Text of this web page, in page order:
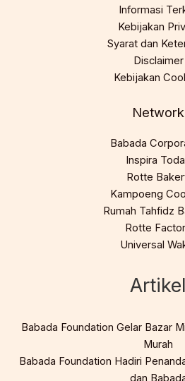
Informasi
Kebijakan
Syarat dan
Disclaimer
Kebijakan
Network
Babada
Inspira
Rotte
Kampoeng
Rumah Tahfidz
Rotte
Universal
Artikel
Babada Foundation Gelar Bazar
Murah
Babada Foundation Hadiri
dan